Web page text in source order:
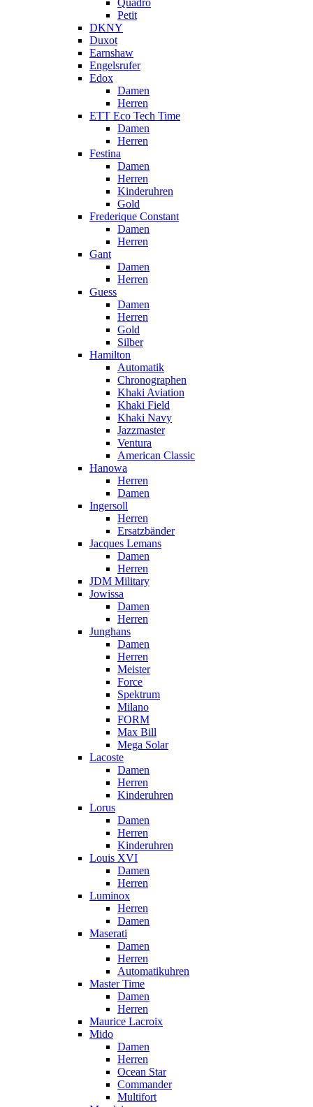
Quadro
Petit
DKNY
Duxot
Earnshaw
Engelsrufer
Edox
Damen
Herren
ETT Eco Tech Time
Damen
Herren
Festina
Damen
Herren
Kinderuhren
Gold
Frederique Constant
Damen
Herren
Gant
Damen
Herren
Guess
Damen
Herren
Gold
Silber
Hamilton
Automatik
Chronographen
Khaki Aviation
Khaki Field
Khaki Navy
Jazzmaster
Ventura
American Classic
Hanowa
Herren
Damen
Ingersoll
Herren
Ersatzbänder
Jacques Lemans
Damen
Herren
JDM Military
Jowissa
Damen
Herren
Junghans
Damen
Herren
Meister
Force
Spektrum
Milano
FORM
Max Bill
Mega Solar
Lacoste
Damen
Herren
Kinderuhren
Lorus
Damen
Herren
Kinderuhren
Louis XVI
Damen
Herren
Luminox
Herren
Damen
Maserati
Damen
Herren
Automatikuhren
Master Time
Damen
Herren
Maurice Lacroix
Mido
Damen
Herren
Ocean Star
Commander
Multifort